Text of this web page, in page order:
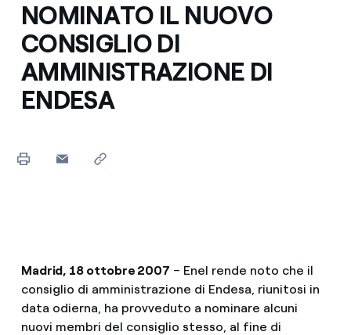
NOMINATO IL NUOVO
CONSIGLIO DI
AMMINISTRAZIONE DI
ENDESA
Madrid, 18 ottobre 2007 – Enel rende noto che il
consiglio di amministrazione di Endesa, riunitosi in
data odierna, ha provveduto a nominare alcuni
nuovi membri del consiglio stesso, al fine di